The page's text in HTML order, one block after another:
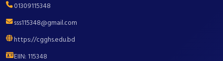
01309115348
sss115348@gmail.com
https://cgghs.edu.bd
EIIN: 115348